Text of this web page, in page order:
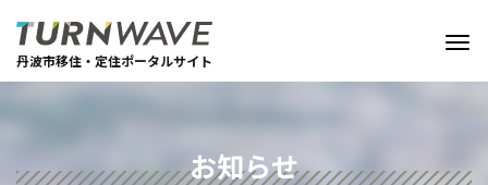
丹波市移住・定住ポータルサイト
お知らせ